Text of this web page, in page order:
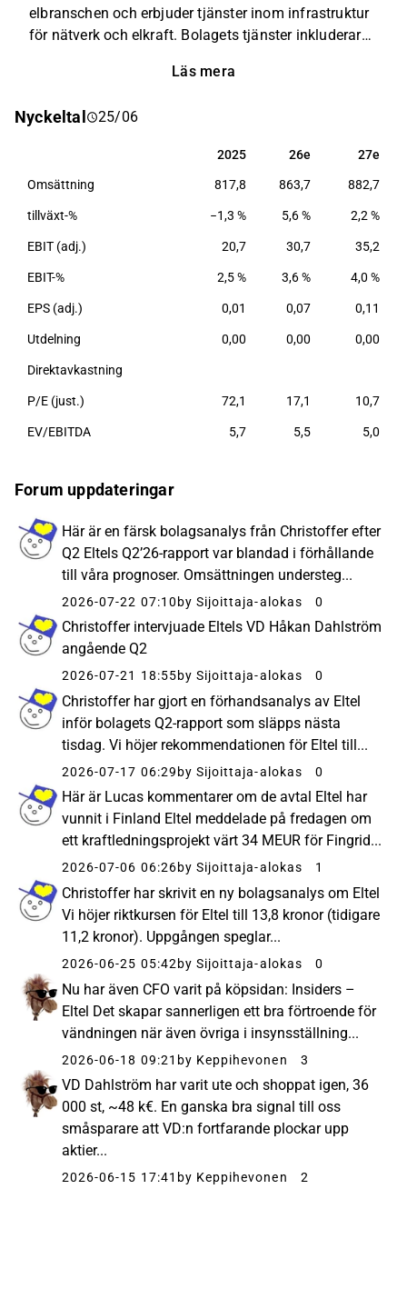
elbranschen och erbjuder tjänster inom infrastruktur
för nätverk och elkraft. Bolagets tjänster inkluderar
telekommunikation och elnät. Verksamheten riktar
Eltel grundades 2001 och har sitt huvudkontor i
Läs mera
Nyckeltal 25/06
2025 26e 27e
2025 26e 27e
Omsättning 817,8 863,7 882,7
tillväxt-% −1,3 % 5,6 % 2,2 %
EBIT (adj.) 20,7 30,7 35,2
EBIT-% 2,5 % 3,6 % 4,0 %
EPS (adj.) 0,01 0,07 0,11
Utdelning 0,00 0,00 0,00
Direktavkastning
P/E (just.) 72,1 17,1 10,7
EV/EBITDA 5,7 5,5 5,0
Forum uppdateringar
Här är en färsk bolagsanalys från Christoffer efter
Q2 Eltels Q2’26-rapport var blandad i förhållande
till våra prognoser. Omsättningen understeg...
2026-07-22 07:10by Sijoittaja-alokas 0
Christoffer intervjuade Eltels VD Håkan Dahlström
angående Q2
2026-07-21 18:55by Sijoittaja-alokas 0
Christoffer har gjort en förhandsanalys av Eltel
inför bolagets Q2-rapport som släpps nästa
tisdag. Vi höjer rekommendationen för Eltel till...
2026-07-17 06:29 by Sijoittaja-alokas 0
Här är Lucas kommentarer om de avtal Eltel har
vunnit i Finland Eltel meddelade på fredagen om
ett kraftledningsprojekt värt 34 MEUR för Fingrid...
2026-07-06 06:26by Sijoittaja-alokas 1
Christoffer har skrivit en ny bolagsanalys om Eltel
Vi höjer riktkursen för Eltel till 13,8 kronor (tidigare
11,2 kronor). Uppgången speglar...
2026-06-25 05:42 by Sijoittaja-alokas 0
Nu har även CFO varit på köpsidan: Insiders –
Eltel Det skapar sannerligen ett bra förtroende för
vändningen när även övriga i insynsställning...
2026-06-18 09:21 by Keppihevonen 3
VD Dahlström har varit ute och shoppat igen, 36
000 st, ~48 k€. En ganska bra signal till oss
småsparare att VD:n fortfarande plockar upp
aktier...
2026-06-15 17:41 by Keppihevonen 2